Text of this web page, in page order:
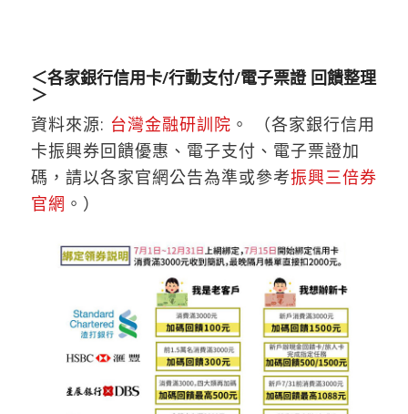
＜各家銀行信用卡/行動支付/電子票證 回饋整理
＞
資料來源: 台灣金融研訓院 。 （各家銀行信用
卡振興券回饋優惠、電子支付、電子票證加
碼，請以各家官網公告為準或參考振興三倍券
官網 。）